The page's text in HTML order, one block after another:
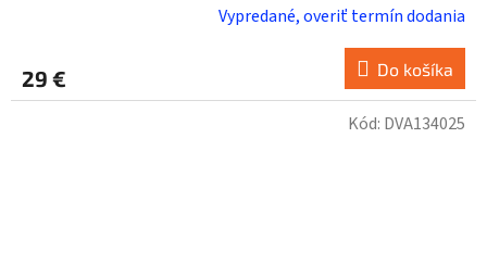
Vypredané, overiť termín dodania
29 € Do košíka
Kód: DVA134025